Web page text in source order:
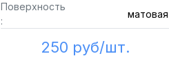
Поверхность
:
матовая
250 руб/шт.